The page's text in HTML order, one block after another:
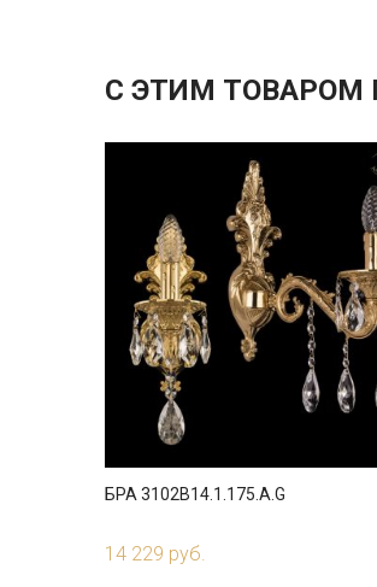
С ЭТИМ ТОВАРОМ
БРА 3102B14.1.175.A.G
14 229 руб.